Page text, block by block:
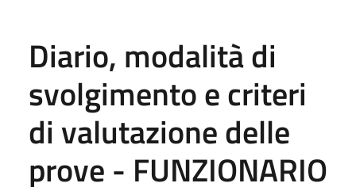
Diario, modalità di
svolgimento e criteri
di valutazione delle
prove - FUNZIONARIO